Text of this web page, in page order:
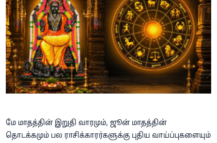
மே மாதத்தின் இறுதி வாரமும், ஜூன் மாதத்தின்
தொடக்கமும் பல ராசிக்காரர்களுக்கு புதிய வாய்ப்புகளையும்